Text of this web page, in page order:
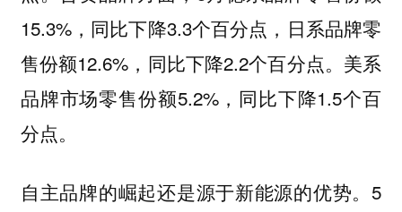
15.3%，同比下降3.3个百分点，日系品牌零
售份额12.6%，同比下降2.2个百分点。美系
品牌市场零售份额5.2%，同比下降1.5个百
分点。
自主品牌的崛起还是源于新能源的优势。5